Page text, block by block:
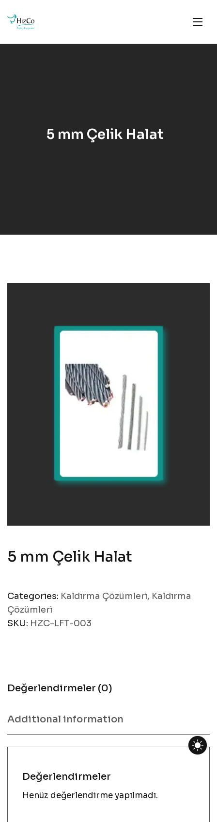
5 mm Çelik Halat
5 mm Çelik Halat
Categories: Kaldırma Çözümleri, Kaldırma
Çözümleri
SKU: HZC-LFT-003
Değerlendirmeler (0)
Additional information
Değerlendirmeler
Henüz değerlendirme yapılmadı.